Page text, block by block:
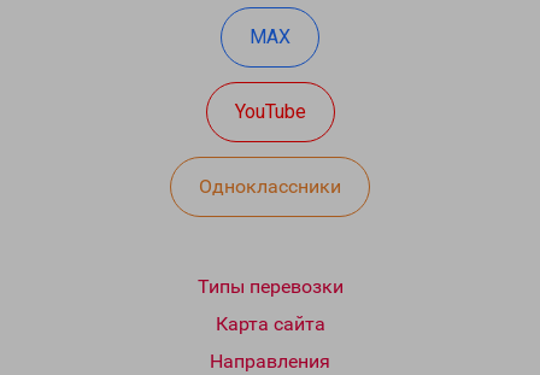
MAX
YouTube
Одноклассники
Типы перевозки
Карта сайта
Направления